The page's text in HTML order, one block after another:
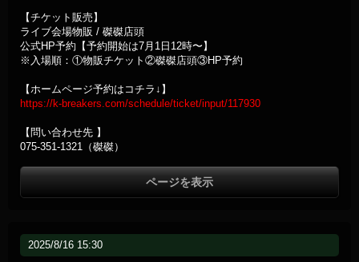
【チケット販売】
ライブ会場物販 / 磔磔店頭
公式HP予約【予約開始は7月1日12時〜】
※入場順：①物販チケット②磔磔店頭③HP予約
【ホームページ予約はコチラ↓】
https://k-breakers.com/schedule/ticket/input/117930
【問い合わせ先 】
075-351-1321（磔磔）
ページを表示
2025/8/16 15:30